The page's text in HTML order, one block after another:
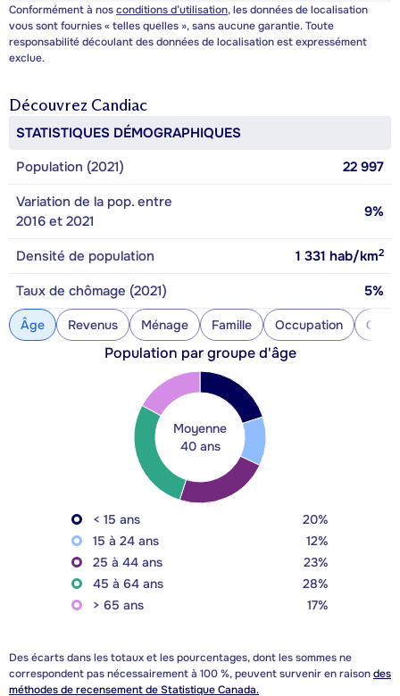
Conformément à nosconditions d’utilisation, les données de localisation
vous sont fournies « telles quelles », sans aucune garantie. Toute
responsabilité découlant des données de localisation est expressément
exclue.
Découvrez Candiac
STATISTIQUES DÉMOGRAPHIQUES
Population (2021)
22 997
Variation de la pop. entre
2016 et 2021
9%
Densité de population 1 331 hab/km2
Taux de chômage (2021) 5%
Âge Revenus Ménage Famille Occupation
Population par groupe d'âge
Moyenne
40 ans
< 15 ans
20%
15 à 24 ans
12%
25 à 44 ans
23%
45 à 64 ans
28%
> 65 ans
17%
Des écarts dans les totaux et les pourcentages, dont les sommes ne
correspondent pas nécessairement à 100 %, peuvent survenir en raisondes
méthodes de recensement de Statistique Canada.